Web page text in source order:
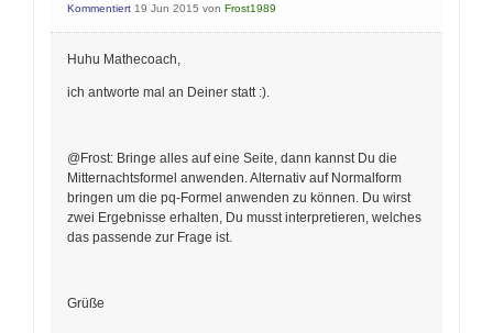
Kommentiert 19 Jun 2015 von Frost1989
Huhu Mathecoach,
ich antworte mal an Deiner statt :).
@Frost: Bringe alles auf eine Seite, dann kannst Du die
Mitternachtsformel anwenden. Alternativ auf Normalform
bringen um die pq-Formel anwenden zu können. Du wirst
zwei Ergebnisse erhalten, Du musst interpretieren, welches
das passende zur Frage ist.
Grüße